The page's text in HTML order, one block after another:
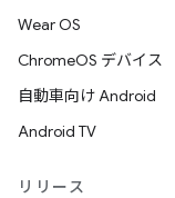
Wear OS
ChromeOS デバイス
自動車向け Android
Android TV
リリース